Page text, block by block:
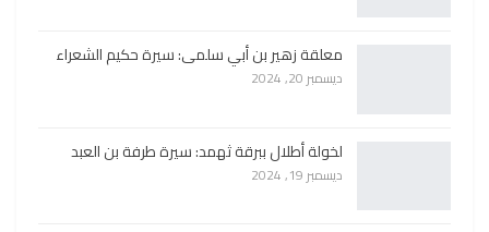
معلقة زهير بن أبي سلمى: سيرة حكيم الشعراء
ديسمبر 20, 2024
لخولة أطلال ببرقة ثهمد: سيرة طرفة بن العبد
ديسمبر 19, 2024